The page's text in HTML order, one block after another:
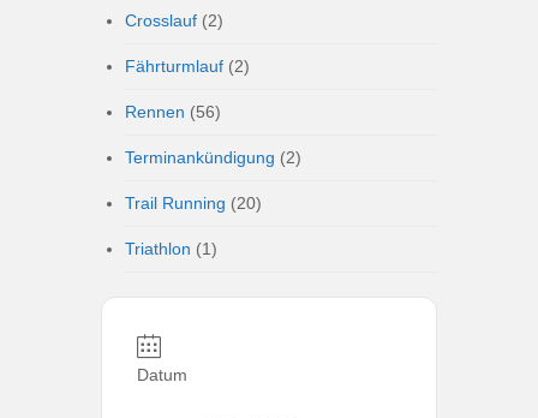
Crosslauf (2)
Fährturmlauf (2)
Rennen (56)
Terminankündigung (2)
Trail Running (20)
Triathlon (1)
Datum